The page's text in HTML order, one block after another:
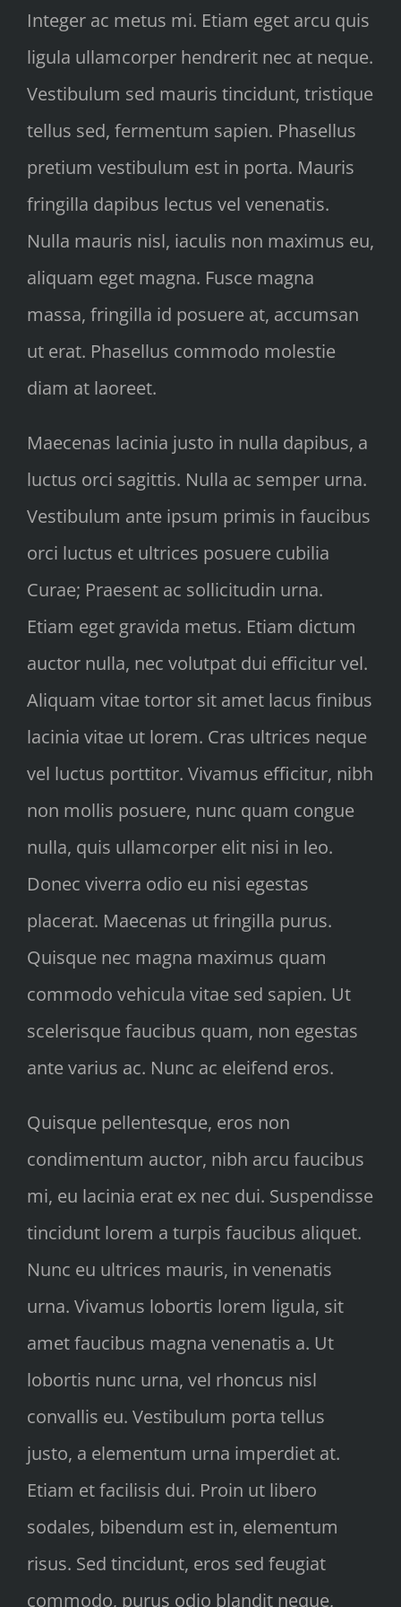
Integer ac metus mi. Etiam eget arcu quis
ligula ullamcorper hendrerit nec at neque.
Vestibulum sed mauris tincidunt, tristique
tellus sed, fermentum sapien. Phasellus
pretium vestibulum est in porta. Mauris
fringilla dapibus lectus vel venenatis.
Nulla mauris nisl, iaculis non maximus eu,
aliquam eget magna. Fusce magna
massa, fringilla id posuere at, accumsan
ut erat. Phasellus commodo molestie
diam at laoreet.
Maecenas lacinia justo in nulla dapibus, a
luctus orci sagittis. Nulla ac semper urna.
Vestibulum ante ipsum primis in faucibus
orci luctus et ultrices posuere cubilia
Curae; Praesent ac sollicitudin urna.
Etiam eget gravida metus. Etiam dictum
auctor nulla, nec volutpat dui efficitur vel.
Aliquam vitae tortor sit amet lacus finibus
lacinia vitae ut lorem. Cras ultrices neque
vel luctus porttitor. Vivamus efficitur, nibh
non mollis posuere, nunc quam congue
nulla, quis ullamcorper elit nisi in leo.
Donec viverra odio eu nisi egestas
placerat. Maecenas ut fringilla purus.
Quisque nec magna maximus quam
commodo vehicula vitae sed sapien. Ut
scelerisque faucibus quam, non egestas
ante varius ac. Nunc ac eleifend eros.
Quisque pellentesque, eros non
condimentum auctor, nibh arcu faucibus
mi, eu lacinia erat ex nec dui. Suspendisse
tincidunt lorem a turpis faucibus aliquet.
Nunc eu ultrices mauris, in venenatis
urna. Vivamus lobortis lorem ligula, sit
amet faucibus magna venenatis a. Ut
lobortis nunc urna, vel rhoncus nisl
convallis eu. Vestibulum porta tellus
justo, a elementum urna imperdiet at.
Etiam et facilisis dui. Proin ut libero
sodales, bibendum est in, elementum
risus. Sed tincidunt, eros sed feugiat
commodo, purus odio blandit neque,